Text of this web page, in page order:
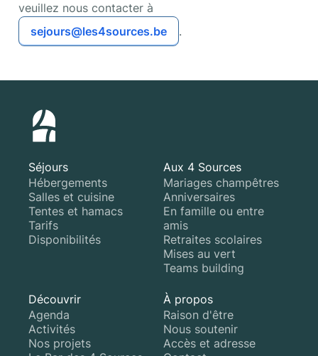
veuillez nous contacter à
sejours@les4sources.be
.
Séjours
Hébergements
Salles et cuisine
Tentes et hamacs
Tarifs
Disponibilités
Aux 4 Sources
Mariages champêtres
Anniversaires
En famille ou entre
amis
Retraites scolaires
Mises au vert
Teams building
Découvrir
Agenda
Activités
Nos projets
À propos
Raison d'être
Nous soutenir
Accès et adresse